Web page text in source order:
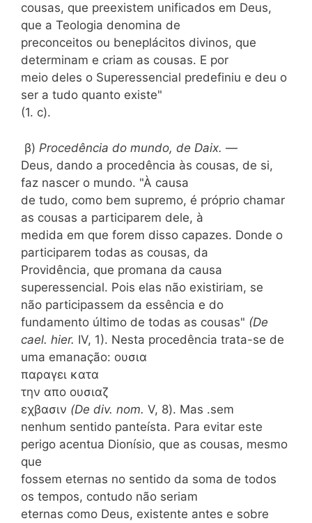
cousas, que preexistem unificados em Deus,
que a Teologia denomina de
preconceitos ou beneplácitos divinos, que
determinam e criam as cousas. E por
meio deles o Superessencial predefiniu e deu o
ser a tudo quanto existe"
(1. c).
β) Procedência do mundo, de Daix. —
Deus, dando a procedência às cousas, de si,
faz nascer o mundo. "À causa
de tudo, como bem supremo, é próprio chamar
as cousas a participarem dele, à
medida em que forem disso capazes. Donde o
participarem todas as cousas, da
Providência, que promana da causa
superessencial. Pois elas não existiriam, se
não participassem da essência e do
fundamento último de todas as cousas" (De
cael. hier. IV, 1). Nesta procedência trata-se de
uma emanação: ουσια
παραγει κατα
την απο ουσιαζ
εχβασιν (De div. nom. V, 8). Mas .sem
nenhum sentido panteísta. Para evitar este
perigo acentua Dionísio, que as cousas, mesmo
que
fossem eternas no sentido da soma de todos
os tempos, contudo não seriam
eternas como Deus, existente antes e sobre